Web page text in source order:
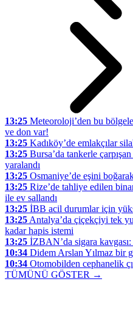
13:25 Meteoroloji’den bu
ve don var!
13:25 Kadıköy’de emlakçılar
13:25 Bursa’da tankerle
yaralandı
13:25 Osmaniye’de eşini
13:25 Rize’de tahliye edilen
ile ev sallandı
13:25 İBB acil durumlar için
13:25 Antalya’da çiçekçiyi tek
kadar hapis istemi
13:25 İZBAN’da sigara
10:34 Didem Arslan Yılmaz bir
10:34 Otomobilden cephanelik
TÜMÜNÜ GÖSTER →